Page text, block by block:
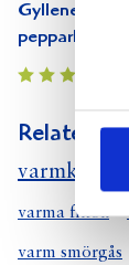
Gyllene
varmkorv
varma fikon
varm smörgås